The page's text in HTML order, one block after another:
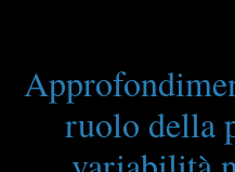
8.
ruolo della